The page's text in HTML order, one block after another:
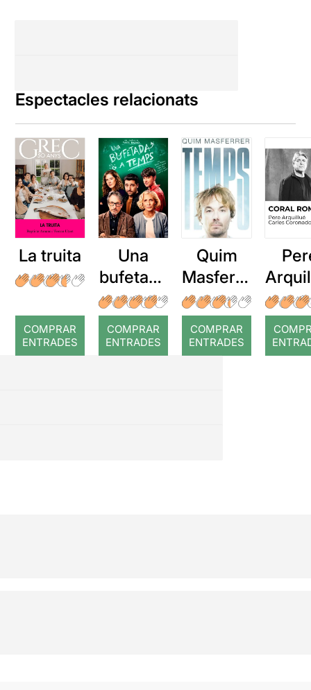
Espectacles relacionats
La truita
COMPRAR
ENTRADES
Una
bufetada
a temps
COMPRAR
ENTRADES
Quim
Masferre
r: Temps
COMPRAR
ENTRADES
: